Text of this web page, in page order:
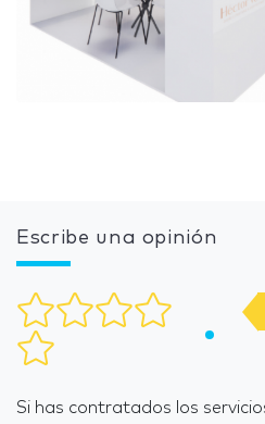
Escribe una opinión
Si has contratados los